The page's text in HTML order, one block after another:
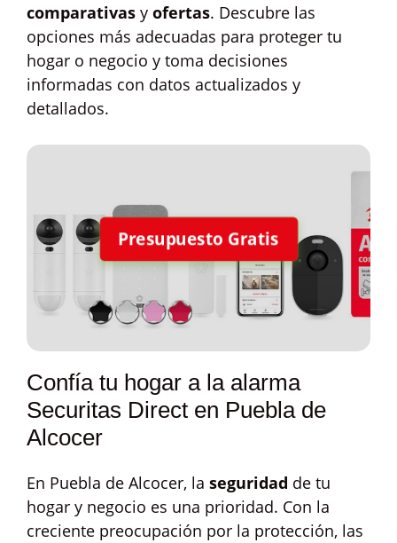
comparativas y ofertas. Descubre las
opciones más adecuadas para proteger tu
hogar o negocio y toma decisiones
informadas con datos actualizados y
detallados.
Presupuesto Gratis
Confía tu hogar a la alarma
Securitas Direct en Puebla de
Alcocer
En Puebla de Alcocer, la seguridad de tu
hogar y negocio es una prioridad. Con la
creciente preocupación por la protección, las